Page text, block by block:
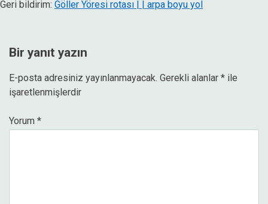
Geri bildirim: Göller Yöresi rotası | | arpa boyu yol
Bir yanıt yazın
E-posta adresiniz yayınlanmayacak. Gerekli alanlar * ile
işaretlenmişlerdir
Yorum *